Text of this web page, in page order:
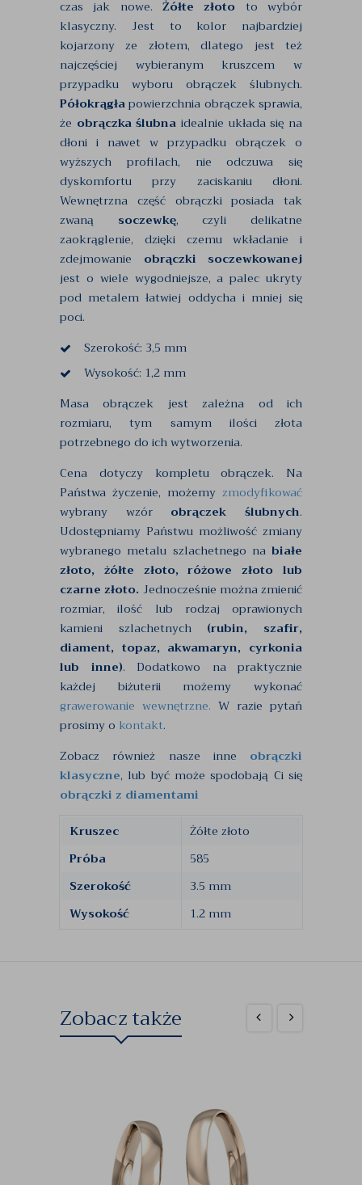
czas jak nowe. Żółte złoto to wybór
klasyczny. Jest to kolor najbardziej
kojarzony ze złotem, dlatego jest też
najczęściej wybieranym kruszcem w
przypadku wyboru obrączek ślubnych.
Półokrągłapowierzchnia obrączek sprawia,
że obrączka ślubna idealnie układa się na
dłoni i nawet w przypadku obrączek o
wyższych profilach, nie odczuwa się
dyskomfortu przy zaciskaniu dłoni.
Wewnętrzna część obrączki posiada tak
zwaną soczewkę, czyli delikatne
zaokrąglenie, dzięki czemu wkładanie i
zdejmowanie obrączki soczewkowanej
jest o wiele wygodniejsze, a palec ukryty
pod metalem łatwiej oddycha i mniej się
poci.
Szerokość: 3,5 mm
Wysokość: 1,2 mm
Masa obrączek jest zależna od ich
rozmiaru, tym samym ilości złota
potrzebnego do ich wytworzenia.
Cena dotyczy kompletu obrączek. Na
Państwa życzenie, możemy zmodyfikować
wybrany wzór obrączek ślubnych.
Udostępniamy Państwu możliwość zmiany
wybranego metalu szlachetnego na białe
złoto, żółte złoto, różowe złoto lub
czarne złoto. Jednocześnie można zmienić
rozmiar, ilość lub rodzaj oprawionych
kamieni szlachetnych (rubin, szafir,
diament, topaz, akwamaryn, cyrkonia
lub inne). Dodatkowo na praktycznie
każdej biżuterii możemy wykonać
grawerowanie wewnętrzne. W razie pytań
prosimy o kontakt.
Zobacz również nasze inne obrączki
klasyczne, lub być może spodobają Ci się
obrączki z diamentami
Kruszec
Żółte złoto
Próba
585
Szerokość
3.5 mm
Wysokość
1.2 mm
Zobacz także